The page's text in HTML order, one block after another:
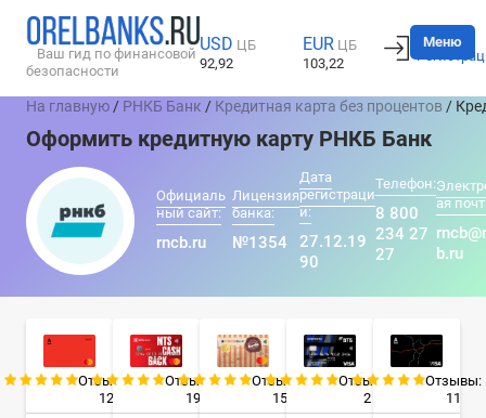
Ваш гид по финансовой
безопасности
USD ЦБ
92,92
EUR ЦБ
103,22
Вход
Меню
На главную / РНКБ Банк / Кредитная карта без процентов /
Оформить кредитную карту РНКБ Банк
Официаль
ный сайт:
rncb.ru
Лицензия
банка:
№1354
Дата
регистраци
и:
27.12.19
90
Телефон:
8 800
234 27
27
ая
b.ru
Отзывы:
12
Отзывы:
19
Отзывы:
15
Отзывы:
2
Отзывы:
11